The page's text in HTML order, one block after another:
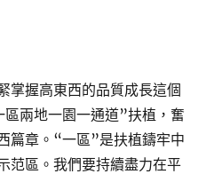
掌握高東西的品質成長這個
兩地一園一通道”扶植，奮
篇章。“一區”是扶植鑄牢中
范區。我們要持續盡力在平